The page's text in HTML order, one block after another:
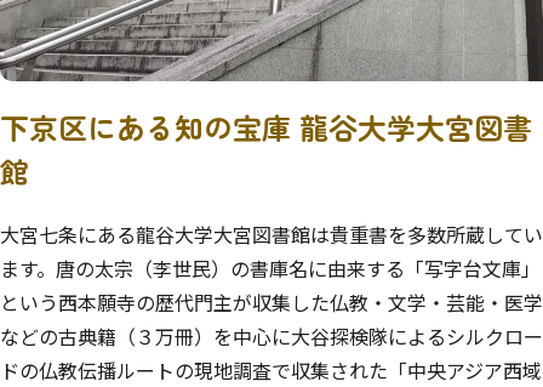
下京区にある知の宝庫 龍谷大学大宮図書
館
大宮七条にある龍谷大学大宮図書館は貴重書を多数所蔵してい
ます。唐の太宗（李世民）の書庫名に由来する「写字台文庫」
という西本願寺の歴代門主が収集した仏教・文学・芸能・医学
などの古典籍（３万冊）を中心に大谷探検隊によるシルクロー
ドの仏教伝播ルートの現地調査で収集された「中央アジア西域